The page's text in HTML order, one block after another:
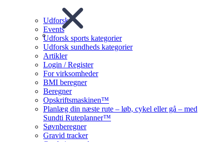
Udforsk
Events
Udforsk sports kategorier
Udforsk sundheds kategorier
Artikler
Login / Register
For virksomheder
BMI beregner
Beregner
Opskriftsmaskinen™
Planlæg din næste rute – løb, cykel eller gå – med
Sundti Ruteplanner™
Søvnberegner
Gravid tracker